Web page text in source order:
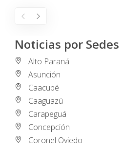
Noticias por Sedes
Alto Paraná
Asunción
Caacupé
Caaguazú
Carapeguá
Concepción
Coronel Oviedo